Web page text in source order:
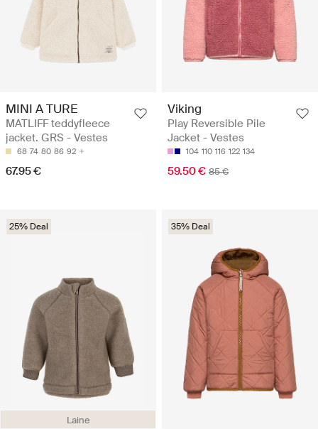
MINI A TURE
MATLIFF teddyfleece
jacket. GRS - Vestes
68 74 80 86 92
67.95 €
Viking
Play Reversible Pile
Jacket - Vestes
104 110 116 122 134
59.50 € 85 €
Laine
25% Deal 35% Deal